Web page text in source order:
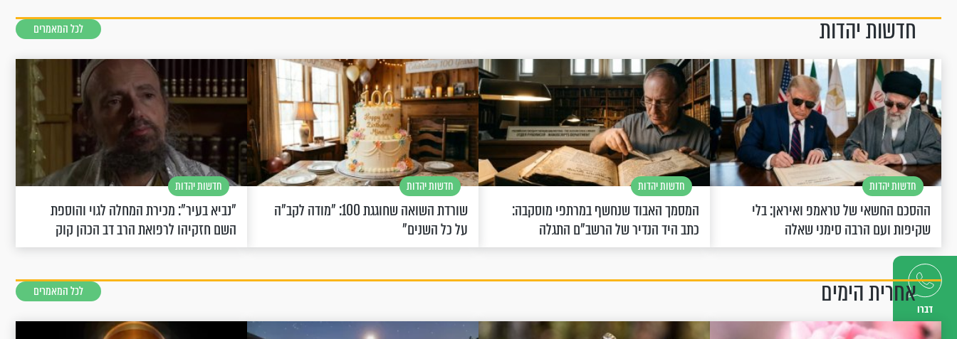
דברו
איתנו
חדשות יהדות לכל המאמרים
חדשות יהדות
ההסכם החשאי של טראמפ ואיראן: בלי
שקיפות ועם הרבה סימני שאלה
חדשות יהדות
המסמך האבוד שנחשף במרתפי מוסקבה:
כתב היד הנדיר של הרשב"ם התגלה
חדשות יהדות
שורדת השואה שחוגגת 100: "מודה לקב"ה
על כל השנים"
חדשות יהדות
"נביא בעיר": מכירת המחלה לגוי והוספת
השם חזקיהו לרפואת הרב דב הכהן קוק
אחרית הימים לכל המאמרים